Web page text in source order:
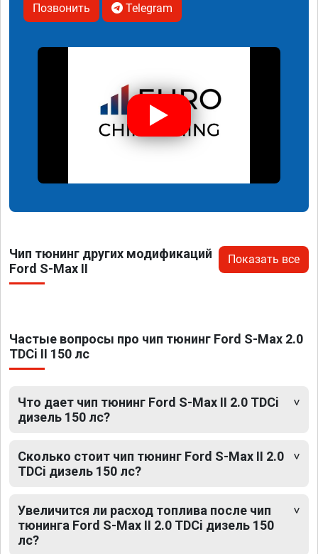
Позвонить Telegram
Чип тюнинг других модификаций
Ford S-Max II
Показать все
Частые вопросы про чип тюнинг Ford S-Max 2.0
TDCi II 150 лс
Что дает чип тюнинг Ford S-Max II 2.0 TDCi
дизель 150 лс?
Сколько стоит чип тюнинг Ford S-Max II 2.0
TDCi дизель 150 лс?
Увеличится ли расход топлива после чип
тюнинга Ford S-Max II 2.0 TDCi дизель 150
лс?